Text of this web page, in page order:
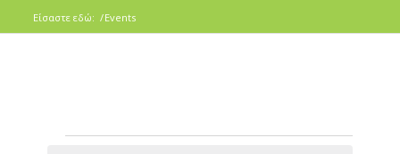
Είσαστε εδώ: /Events